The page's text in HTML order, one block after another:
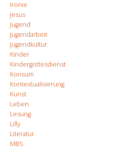
Ironie
Jesus
Jugend
Jugendarbeit
Jugendkultur
Kinder
Kindergottesdienst
Konsum
Kontextualisierung
Kunst
Leben
Lesung
Lilly
Literatur
MBS